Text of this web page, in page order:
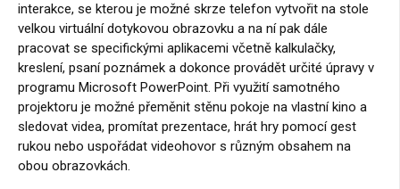
interakce, se kterou je možné skrze telefon vytvořit na stole
velkou virtuální dotykovou obrazovku a na ní pak dále
pracovat se specifickými aplikacemi včetně kalkulačky,
kreslení, psaní poznámek a dokonce provádět určité úpravy v
programu Microsoft PowerPoint. Při využití samotného
projektoru je možné přeměnit stěnu pokoje na vlastní kino a
sledovat videa, promítat prezentace, hrát hry pomocí gest
rukou nebo uspořádat videohovor s různým obsahem na
obou obrazovkách.